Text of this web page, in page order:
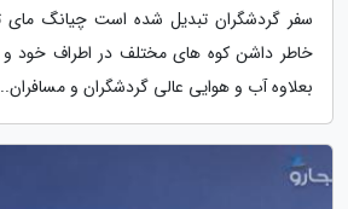
سفر گردشگران تبدیل شده است چیانگ مای
خاطر داشن کوه های مختلف در اطراف خود و
بعلاوه آب و هوایی عالی گردشگران و